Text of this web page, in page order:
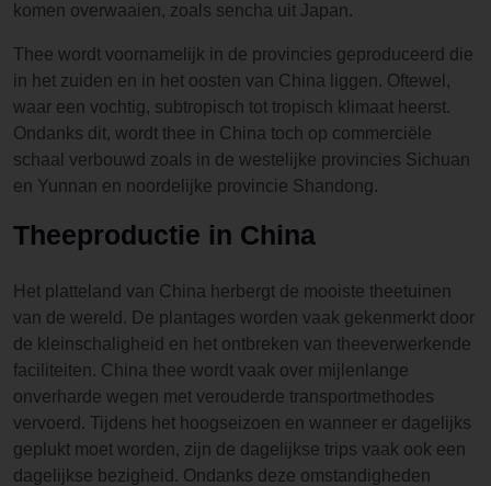
komen overwaaien, zoals sencha uit Japan.
Thee wordt voornamelijk in de provincies geproduceerd die
in het zuiden en in het oosten van China liggen. Oftewel,
waar een vochtig, subtropisch tot tropisch klimaat heerst.
Ondanks dit, wordt thee in China toch op commerciële
schaal verbouwd zoals in de westelijke provincies Sichuan
en Yunnan en noordelijke provincie Shandong.
Theeproductie in China
Het platteland van China herbergt de mooiste theetuinen
van de wereld. De plantages worden vaak gekenmerkt door
de kleinschaligheid en het ontbreken van theeverwerkende
faciliteiten. China thee wordt vaak over mijlenlange
onverharde wegen met verouderde transportmethodes
vervoerd. Tijdens het hoogseizoen en wanneer er dagelijks
geplukt moet worden, zijn de dagelijkse trips vaak ook een
dagelijkse bezigheid. Ondanks deze omstandigheden